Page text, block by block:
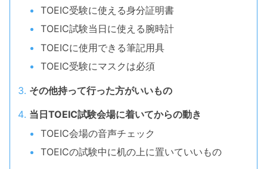
TOEIC受験に使える身分証明書
TOEIC試験当日に使える腕時計
TOEICに使用できる筆記用具
TOEIC受験にマスクは必須
その他持って行った方がいいもの
当日TOEIC試験会場に着いてからの動き
TOEIC会場の音声チェック
TOEICの試験中に机の上に置いていいもの